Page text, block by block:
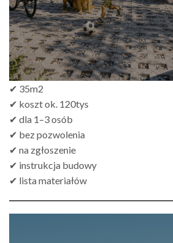
✔ 35m2
✔ koszt ok. 120tys
✔ dla 1–3 osób
✔ bez pozwolenia
✔ na zgłoszenie
✔ instrukcja budowy
✔ lista materiałów